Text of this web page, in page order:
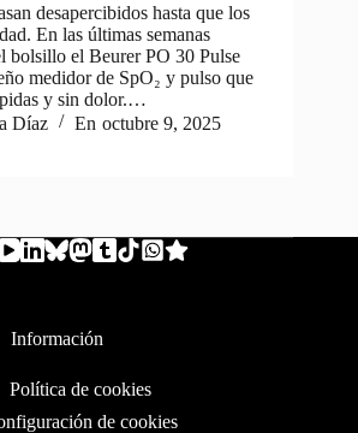
desapercibidos hasta que los
En las últimas semanas
bolsillo el Beurer PO 30 Pulse
medidor de SpO₂ y pulso que
y sin dolor.…
Díaz En octubre 9, 2025
Información
Política de cookies
de cookies